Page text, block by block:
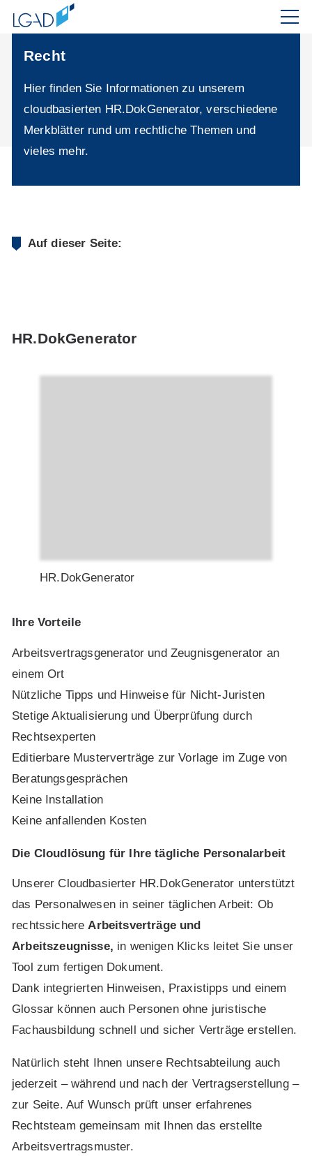
Recht
Hier finden Sie Informationen zu unserem
cloudbasierten HR.DokGenerator, verschiedene
Merkblätter rund um rechtliche Themen und
vieles mehr.
Auf dieser Seite:
HR.DokGenerator
HR.DokGenerator
Ihre Vorteile
Arbeitsvertragsgenerator und Zeugnisgenerator an
einem Ort
Nützliche Tipps und Hinweise für Nicht-Juristen
Stetige Aktualisierung und Überprüfung durch
Rechtsexperten
Editierbare Musterverträge zur Vorlage im Zuge von
Beratungsgesprächen
Keine Installation
Keine anfallenden Kosten
Die Cloudlösung für Ihre tägliche Personalarbeit
Unserer Cloudbasierter HR.DokGenerator unterstützt
das Personalwesen in seiner täglichen Arbeit: Ob
rechtssichereArbeitsverträge und
Arbeitszeugnisse, in wenigen Klicks leitet Sie unser
Tool zum fertigen Dokument.
Dank integrierten Hinweisen, Praxistipps und einem
Glossar können auch Personen ohne juristische
Fachausbildung schnell und sicher Verträge erstellen.
Natürlich steht Ihnen unsere Rechtsabteilung auch
jederzeit – während und nach der Vertragserstellung –
zur Seite. Auf Wunsch prüft unser erfahrenes
Rechtsteam gemeinsam mit Ihnen das erstellte
Arbeitsvertragsmuster.